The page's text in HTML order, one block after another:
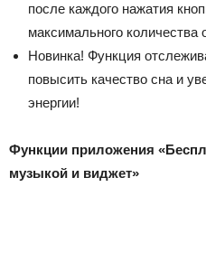
после каждого нажатия
максимального количества
Новинка! Функция
повысить качество сна и
энергии!
Функции приложения
музыкой и виджет»